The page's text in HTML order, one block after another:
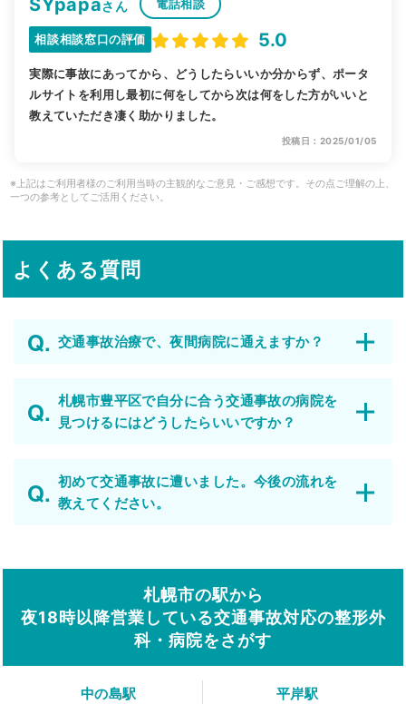
SYpapaさん 電話相談
相談相談窓口の評価 5.0
実際に事故にあってから、どうしたらいいか分からず、ポータ
ルサイトを利用し最初に何をしてから次は何をした方がいいと
教えていただき凄く助かりました。
投稿日：2025/01/05
※上記はご利用者様のご利用当時の主観的なご意見・ご感想です。その点ご理解の上、
一つの参考としてご活用ください。
よくある質問
交通事故治療で、夜間病院に通えますか？
札幌市豊平区で自分に合う交通事故の病院を
見つけるにはどうしたらいいですか？
初めて交通事故に遭いました。今後の流れを
教えてください。
札幌市の駅から
夜18時以降営業している交通事故対応の整形外
科・病院をさがす
中の島駅
平岸駅